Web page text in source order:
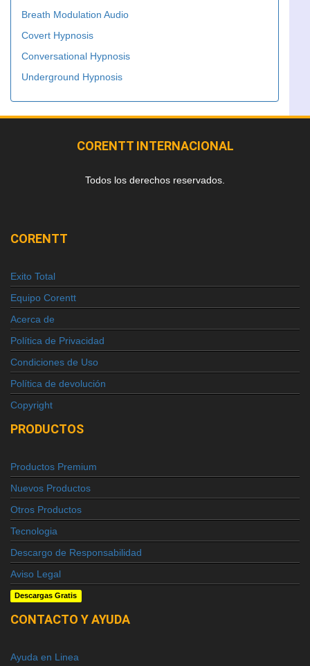
Breath Modulation Audio
Covert Hypnosis
Conversational Hypnosis
Underground Hypnosis
CORENTT INTERNACIONAL
Todos los derechos reservados.
CORENTT
Exito Total
Equipo Corentt
Acerca de
Política de Privacidad
Condiciones de Uso
Política de devolución
Copyright
PRODUCTOS
Productos Premium
Nuevos Productos
Otros Productos
Tecnologia
Descargo de Responsabilidad
Aviso Legal
Descargas Gratis
CONTACTO Y AYUDA
Ayuda en Linea